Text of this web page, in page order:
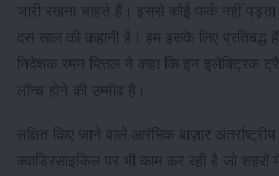
जारी रखना चाहते हैं। इससे कोई फर्क नहीं
दस साल की कहानी है। हम इसके लिए
निदेशक रमन मित्तल ने कहा कि इन इलेक्ट्रिक
लॉन्च होने की उम्मीद है।
लक्षित किए जाने वाले आरंभिक बाज़ार
क्वाड्रिसाइकिल पर भी काम कर रही है जो